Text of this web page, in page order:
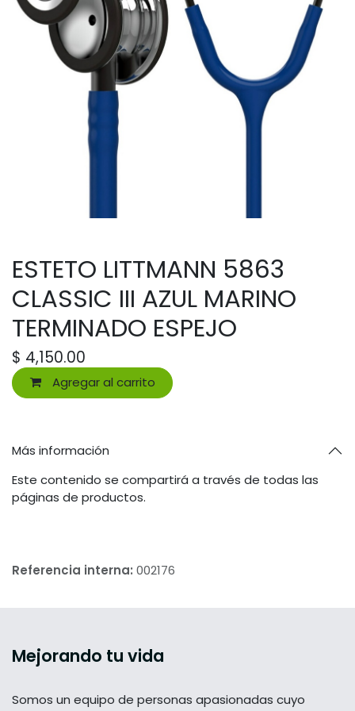
ESTETO LITTMANN 5863
CLASSIC III AZUL MARINO
TERMINADO ESPEJO
$ 4,150.00
Agregar al carrito
Más información
Este contenido se compartirá a través de todas las
páginas de productos.
Referencia interna: 002176
Mejorando tu vida
Somos un equipo de personas apasionadas cuyo